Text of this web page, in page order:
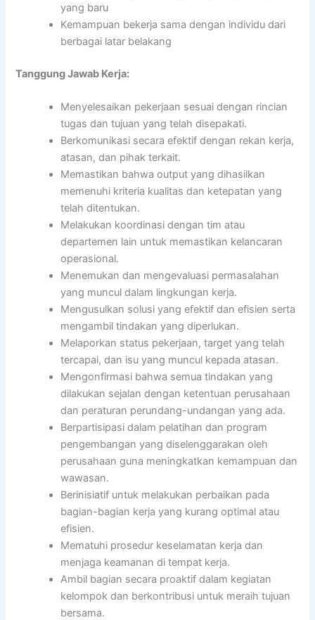
yang baru
Kemampuan bekerja sama dengan individu dari
berbagai latar belakang
Tanggung Jawab Kerja:
Menyelesaikan pekerjaan sesuai dengan rincian
tugas dan tujuan yang telah disepakati.
Berkomunikasi secara efektif dengan rekan kerja,
atasan, dan pihak terkait.
Memastikan bahwa output yang dihasilkan
memenuhi kriteria kualitas dan ketepatan yang
telah ditentukan.
Melakukan koordinasi dengan tim atau
departemen lain untuk memastikan kelancaran
operasional.
Menemukan dan mengevaluasi permasalahan
yang muncul dalam lingkungan kerja.
Mengusulkan solusi yang efektif dan efisien serta
mengambil tindakan yang diperlukan.
Melaporkan status pekerjaan, target yang telah
tercapai, dan isu yang muncul kepada atasan.
Mengonfirmasi bahwa semua tindakan yang
dilakukan sejalan dengan ketentuan perusahaan
dan peraturan perundang-undangan yang ada.
Berpartisipasi dalam pelatihan dan program
pengembangan yang diselenggarakan oleh
perusahaan guna meningkatkan kemampuan dan
wawasan.
Berinisiatif untuk melakukan perbaikan pada
bagian-bagian kerja yang kurang optimal atau
efisien.
Mematuhi prosedur keselamatan kerja dan
menjaga keamanan di tempat kerja.
Ambil bagian secara proaktif dalam kegiatan
kelompok dan berkontribusi untuk meraih tujuan
bersama.